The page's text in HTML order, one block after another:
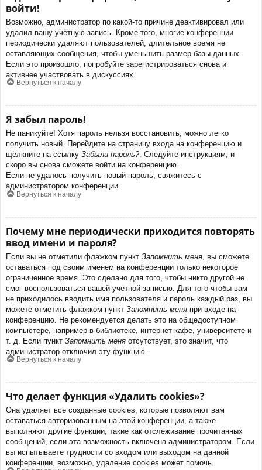
войти!
Возможно, администратор по какой-то причине деактивировал или
удалил вашу учётную запись. Кроме того, многие конференции
периодически удаляют пользователей, длительное время не
оставляющих сообщения, чтобы уменьшить размер базы данных.
Если это произошло, попробуйте зарегистрироваться снова и
активнее участвовать в дискуссиях.
Вернуться к началу
Я забыл пароль!
Не паникуйте! Хотя пароль нельзя восстановить, можно легко
получить новый. Перейдите на страницу входа на конференцию и
щёлкните на ссылку Забыли пароль?. Следуйте инструкциям, и
скоро вы снова сможете войти на конференцию.
Если не удалось получить новый пароль, свяжитесь с
администратором конференции.
Вернуться к началу
Почему мне периодически приходится повторять
ввод имени и пароля?
Если вы не отметили флажком пункт Запомнить меня , вы сможете
оставаться под своим именем на конференции только некоторое
ограниченное время. Это сделано для того, чтобы никто другой не
смог воспользоваться вашей учётной записью. Для того чтобы вам
не приходилось вводить имя пользователя и пароль каждый раз, вы
можете отметить флажком пункт Запомнить меня при входе на
конференцию. Не рекомендуется делать это на общедоступном
компьютере, например в библиотеке, интернет-кафе, университете и
т. д. Если пункт Запомнить меня отсутствует, это значит, что
администратор отключил эту функцию.
Вернуться к началу
Что делает функция «Удалить cookies»?
Она удаляет все созданные cookies, которые позволяют вам
оставаться авторизованным на этой конференции, а также
выполняют другие функции, такие как отслеживание прочитанных
сообщений, если эта возможность включена администратором. Если
вы испытываете трудности со входом или выходом на данной
конференции, возможно, удаление cookies может помочь.